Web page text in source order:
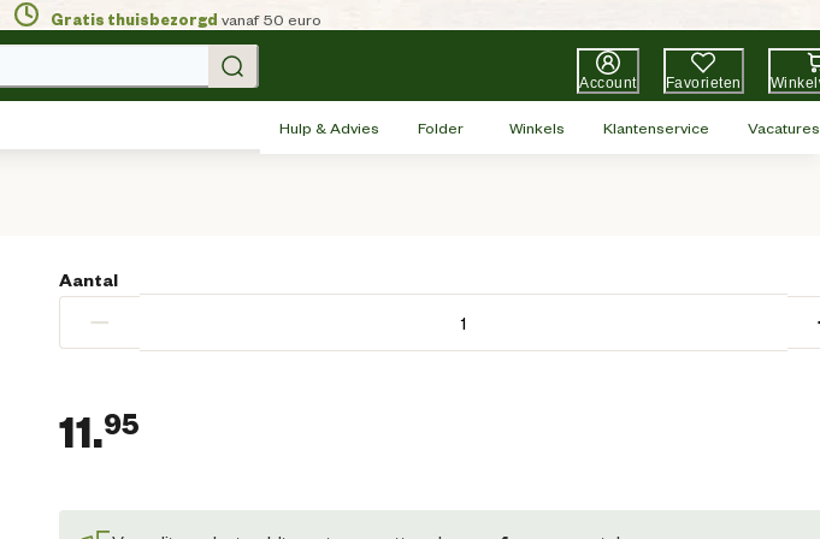
Gratis thuisbezorgd vanaf 50 euro
Account Favorieten
Hulp & Advies Folder Winkels Klantenservice Vacatures
Aantal
−
11.95